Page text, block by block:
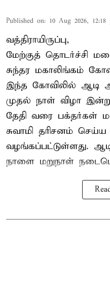
Published on: 10 Aug 2026, 12:18
வத்திராயிருப்பு,
மேற்குத் தொடர்ச்சி
சுந்தர மகாலிங்கம்
இந்த கோவிலில் ஆடி
முதல் நாள் விழா
தேதி வரை பக்தர்கள்
சுவாமி தரிசனம்
வழங்கப்பட்டுள்ளது.
நாளை மறுநாள்